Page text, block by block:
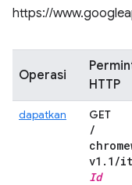
https://
Operasi
HTTP
dapatkan GET
/
v1 . 1 /
Id